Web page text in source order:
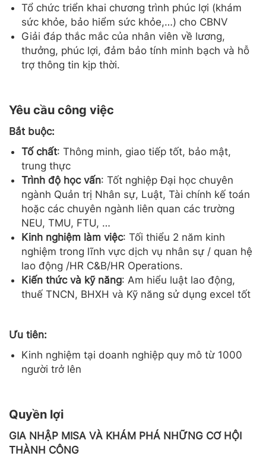
Tổ chức triển khai chương trình phúc lợi (khám
sức khỏe, bảo hiểm sức khỏe,…) cho CBNV
Giải đáp thắc mắc của nhân viên về lương,
thưởng, phúc lợi, đảm bảo tính minh bạch và hỗ
trợ thông tin kịp thời.
Yêu cầu công việc
Bắt buộc:
Tố chất: Thông minh, giao tiếp tốt, bảo mật,
trung thực
Trình độ học vấn: Tốt nghiệp Đại học chuyên
ngành Quản trị Nhân sự, Luật, Tài chính kế toán
hoặc các chuyên ngành liên quan các trường
NEU, TMU, FTU, …
Kinh nghiệm làm việc: Tối thiểu 2 năm kinh
nghiệm trong lĩnh vực dịch vụ nhân sự / quan hệ
lao động /HR C&B/HR Operations.
Kiến thức và kỹ năng: Am hiểu luật lao động,
thuế TNCN, BHXH và Kỹ năng sử dụng excel tốt
Ưu tiên:
Kinh nghiệm tại doanh nghiệp quy mô từ 1000
người trở lên
Quyền lợi
GIA NHẬP MISA VÀ KHÁM PHÁ NHỮNG CƠ HỘI
THÀNH CÔNG